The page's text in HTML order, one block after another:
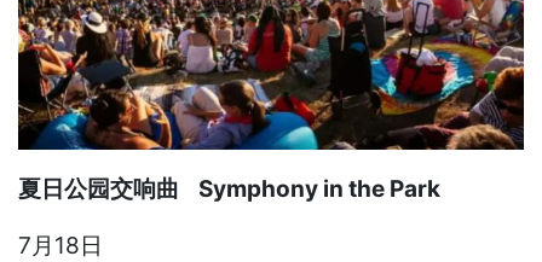
夏日公园交响曲 Symphony in the Park
7月18日